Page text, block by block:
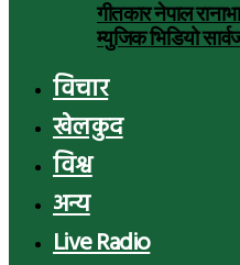
गीतकार नेपाल
म्युजिक भिडियो
विचार
खेलकुद
विश्व
अन्य
Live Radio